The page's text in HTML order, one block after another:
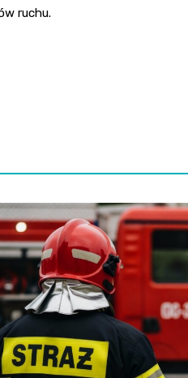
ruchu.